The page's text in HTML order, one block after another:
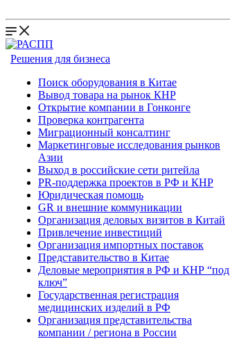
Решения для бизнеса
Поиск оборудования в Китае
Вывод товара на рынок КНР
Открытие компании в Гонконге
Проверка контрагента
Миграционный консалтинг
Маркетинговые исследования рынков
Азии
Выход в российские сети ритейла
PR-поддержка проектов в РФ и КНР
Юридическая помощь
GR и внешние коммуникации
Организация деловых визитов в Китай
Привлечение инвестиций
Организация импортных поставок
Представительство в Китае
Деловые мероприятия в РФ и КНР “под
ключ”
Государственная регистрация
медицинских изделий в РФ
Организация представительства
компании / региона в России